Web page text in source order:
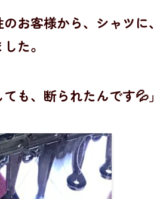
お客様から、シャツ
た。
も、断られたんです💦」